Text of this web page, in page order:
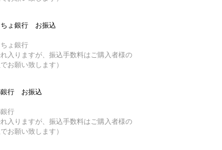
ちょ銀行 お振込
ょ銀行
れ入りますが、振込手数料はご購入者様の
お願い致します）
銀行 お振込
行
れ入りますが、振込手数料はご購入者様の
お願い致します）